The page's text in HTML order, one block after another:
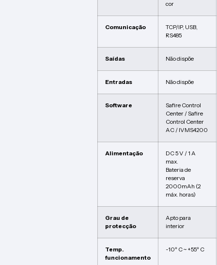
cor
Comunicação
TCP/IP, USB,
RS485
Saídas Não dispõe
Entradas Não dispõe
Software
Safire Control
Center / Safire
Control Center
AC / IVMS4200
Alimentação
DC 5 V / 1 A
max.
Bateria de
reserva
2000mAh (2
máx. horas)
Grau de
protecção
Apto para
interior
Temp.
funcionamento
-10º C ~ +55º C